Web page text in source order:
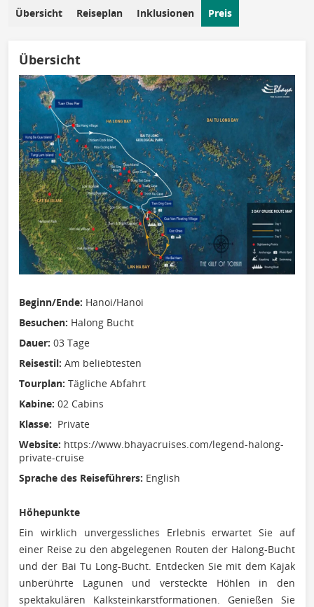
Übersicht Reiseplan Inklusionen Preis
Übersicht
Beginn/Ende: Hanoi/Hanoi
Besuchen: Halong Bucht
Dauer: 03 Tage
Reisestil: Am beliebtesten
Tourplan: Tägliche Abfahrt
Kabine: 02 Cabins
Klasse: Private
Website: https://www.bhayacruises.com/legend-halong-
private-cruise
Sprache des Reiseführers: English
Höhepunkte
Ein wirklich unvergessliches Erlebnis erwartet Sie auf
einer Reise zu den abgelegenen Routen der Halong-Bucht
und der Bai Tu Long-Bucht. Entdecken Sie mit dem Kajak
unberührte Lagunen und versteckte Höhlen in den
spektakulären Kalksteinkarstformationen. Genießen Sie